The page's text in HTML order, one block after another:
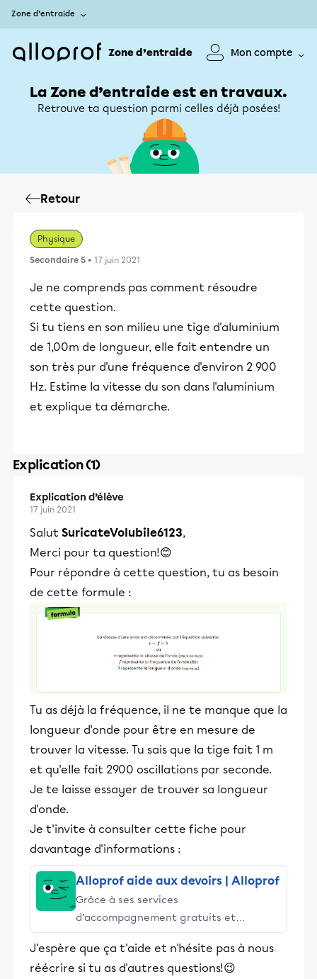
Zone d’entraide
Zone d’entraide Mon compte
La Zone d’entraide est en travaux.
Retrouve ta question parmi celles déjà posées!
Retour
Physique
Secondaire 5 • 17 juin 2021
Je ne comprends pas comment résoudre
cette question.
Si tu tiens en son milieu une tige d'aluminium
de 1,00m de longueur, elle fait entendre un
son très pur d'une fréquence d'environ 2 900
Hz. Estime la vitesse du son dans l'aluminium
et explique ta démarche.
Explication (1)
Explication d’élève
17 juin 2021
Salut SuricateVolubile6123,
Merci pour ta question!😊
Pour répondre à cette question, tu as besoin
de cette formule :
Tu as déjà la fréquence, il ne te manque que la
longueur d'onde pour être en mesure de
trouver la vitesse. Tu sais que la tige fait 1 m
et qu'elle fait 2900 oscillations par seconde.
Je te laisse essayer de trouver sa longueur
d'onde.
Je t'invite à consulter cette fiche pour
davantage d'informations :
Alloprof aide aux devoirs | Alloprof
Grâce à ses services
d’accompagnement gratuits et
stimulants, Alloprof engage les élèves
et leurs parents dans la réussite
éducative.
J'espère que ça t'aide et n'hésite pas à nous
réécrire si tu as d'autres questions!😉